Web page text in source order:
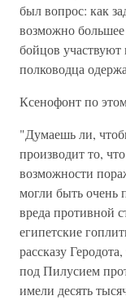
был вопрос: как
возможно
бойцов
полководца
Ксенофонт по
"Думаешь ли,
производит то,
возможности
могли быть очень
вреда противной
египетские
рассказу
под Пилусием
имели десять